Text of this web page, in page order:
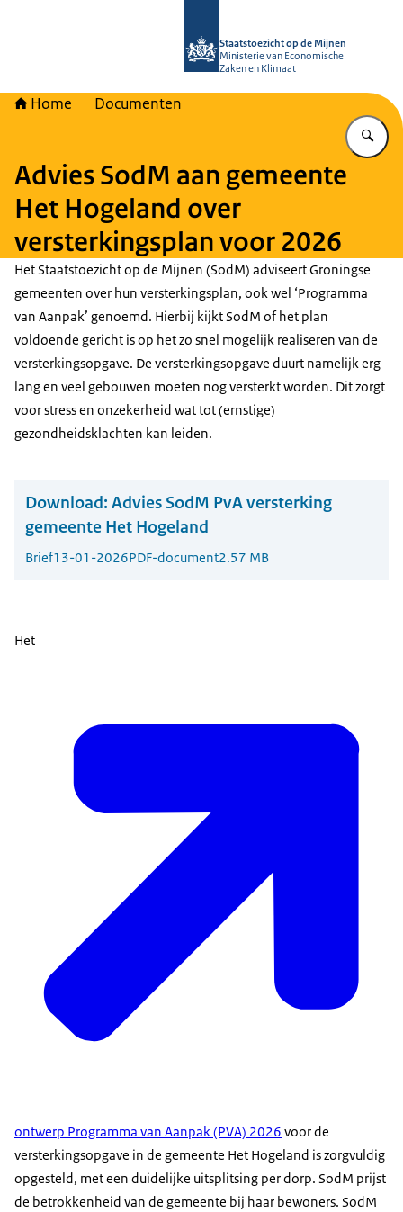
Staatstoezicht op de Mijnen
Ministerie van Economische
Zaken en Klimaat
Home Documenten
Advies SodM aan gemeente
Het Hogeland over
versterkingsplan voor 2026
Het Staatstoezicht op de Mijnen (SodM) adviseert Groningse
gemeenten over hun versterkingsplan, ook wel ‘Programma
van Aanpak’ genoemd. Hierbij kijkt SodM of het plan
voldoende gericht is op het zo snel mogelijk realiseren van de
versterkingsopgave. De versterkingsopgave duurt namelijk erg
lang en veel gebouwen moeten nog versterkt worden. Dit zorgt
voor stress en onzekerheid wat tot (ernstige)
gezondheidsklachten kan leiden.
Download: Advies SodM PvA versterking
gemeente Het Hogeland
Brief13-01-2026PDF-document2.57 MB
Het
ontwerp Programma van Aanpak (PVA) 2026 voor de
versterkingsopgave in de gemeente Het Hogeland is zorgvuldig
opgesteld, met een duidelijke uitsplitsing per dorp. SodM prijst
de betrokkenheid van de gemeente bij haar bewoners. SodM